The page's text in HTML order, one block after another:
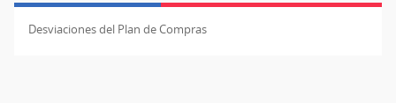
Desviaciones del Plan de Compras